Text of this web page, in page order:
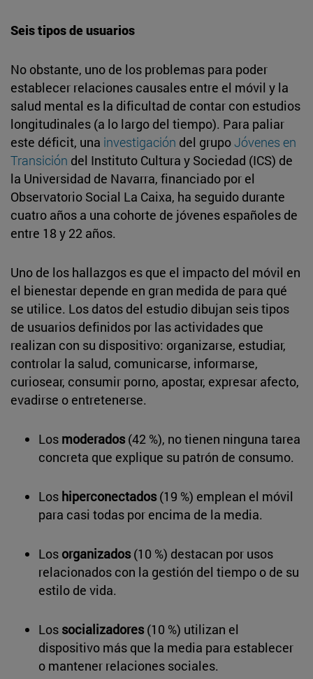
Seis tipos de usuarios
No obstante, uno de los problemas para poder
establecer relaciones causales entre el móvil y la
salud mental es la dificultad de contar con estudios
longitudinales (a lo largo del tiempo). Para paliar
este déficit, una investigación del grupoJóvenes en
Transición del Instituto Cultura y Sociedad (ICS) de
la Universidad de Navarra, financiado por el
Observatorio Social La Caixa, ha seguido durante
cuatro años a una cohorte de jóvenes españoles de
entre 18 y 22 años.
Uno de los hallazgos es que el impacto del móvil en
el bienestar depende en gran medida de para qué
se utilice. Los datos del estudio dibujan seis tipos
de usuarios definidos por las actividades que
realizan con su dispositivo: organizarse, estudiar,
controlar la salud, comunicarse, informarse,
curiosear, consumir porno, apostar, expresar afecto,
evadirse o entretenerse.
Los moderados(42 %), no tienen ninguna tarea
concreta que explique su patrón de consumo.
Los hiperconectados(19 %) emplean el móvil
para casi todas por encima de la media.
Los organizados(10 %) destacan por usos
relacionados con la gestión del tiempo o de su
estilo de vida.
Los socializadores(10 %) utilizan el
dispositivo más que la media para establecer
o mantener relaciones sociales.